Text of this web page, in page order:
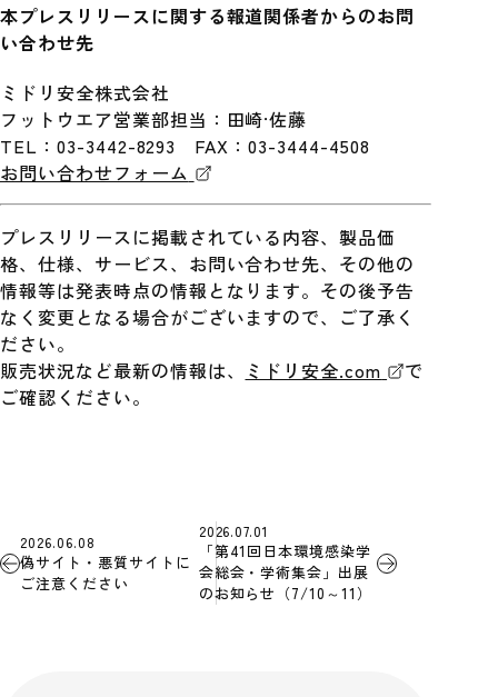
本プレスリリースに関する報道関係者からのお問
い合わせ先
ミドリ安全株式会社
フットウエア営業部担当：田崎·佐藤
TEL：03-3442-8293 FAX：03-3444-4508
お問い合わせフォーム
プレスリリースに掲載されている内容、製品価
格、仕様、サービス、お問い合わせ先、その他の
情報等は発表時点の情報となります。その後予告
なく変更となる場合がございますので、ご了承く
ださい。
販売状況など最新の情報は、
ミドリ安全.com
で
ご確認ください。
2026.06.08
偽サイト・悪質サイトに
ご注意ください
2026.07.01
「第41回日本環境感染学
会総会・学術集会」出展
のお知らせ（7/10～11）